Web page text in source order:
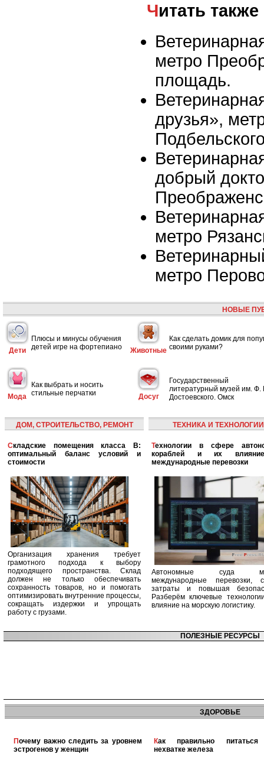
Читать также
метро
площадь.
друзья»,
добрый
метро
метро
НОВЫЕ
Дети
Плюсы и минусы обучения
детей игре на фортепиано
Животные
Как сделать домик для
своими руками?
Мода
Как выбрать и носить
стильные перчатки
Досуг
Государственный
литературный музей им. Ф.
Достоевского. Омск
ДОМ, СТРОИТЕЛЬСТВО, РЕМОНТ
Складские помещения класса B:
оптимальный баланс условий и
стоимости
Организация хранения требует
грамотного подхода к выбору
подходящего пространства. Склад
должен не только обеспечивать
сохранность товаров, но и помогать
оптимизировать внутренние процессы,
сокращать издержки и упрощать
работу с грузами.
ТЕХНИКА И ТЕХНОЛОГИИ
Технологии в сфере автономных
кораблей и их
международные перевозки
Автономные суда
международные перевозки,
затраты и повышая
Разберём ключевые
влияние на морскую логистику.
ПОЛЕЗНЫЕ РЕСУРСЫ
ЗДОРОВЬЕ
Почему важно следить за уровнем
эстрогенов у женщин
Как правильно питаться при
нехватке железа